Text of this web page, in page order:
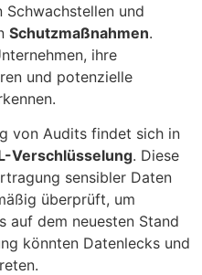
Schwachstellen und
Schutzmaßnahmen.
ihre
und potenzielle
von Audits findet sich in
Verschlüsselung. Diese
sensibler Daten
überprüft, um
auf dem neuesten Stand
könnten Datenlecks und